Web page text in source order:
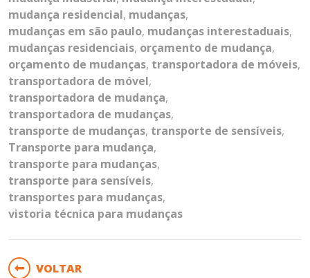
mudança residencial, mudanças,
mudanças em são paulo, mudanças interestaduais,
mudanças residenciais, orçamento de mudança,
orçamento de mudanças, transportadora de móveis,
transportadora de móvel,
transportadora de mudança,
transportadora de mudanças,
transporte de mudanças, transporte de sensíveis,
Transporte para mudança,
transporte para mudanças,
transporte para sensíveis,
transportes para mudanças,
vistoria técnica para mudanças
VOLTAR